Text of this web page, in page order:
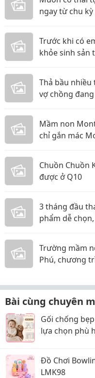
ngay từ chu kỳ
Trước khi có
khỏe sinh sản
Thả bầu nhiều
vợ chồng
Mầm non
chỉ gắn mác
Chuồn Chuồn
được ở Q10
3 tháng đầu
phẩm dễ
Trường mầm
Phú, chương
Bài cùng chuyên
Gối chống
lựa chọn phù
Đồ Chơi
LMK98